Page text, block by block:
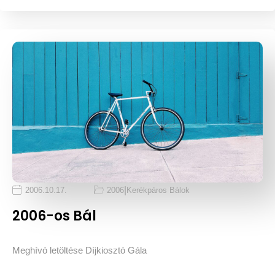
2006.10.17. 2006 Kerékpáros Bálok
2006-os Bál
Meghívó letöltése Díjkiosztó Gála